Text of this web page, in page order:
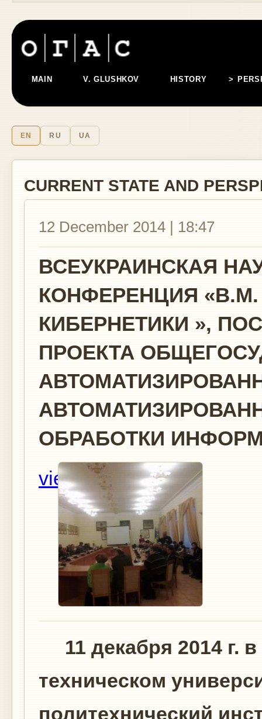
MAIN V. GLUSHKOV HISTORY
EN RU UA
CURRENT STATE AND
12 December 2014 | 18:47
ВСЕУКРАИНСКАЯ
КОНФЕРЕНЦИЯ
КИБЕРНЕТИКИ »,
ПРОЕКТА
ОБРАБОТКИ
11 декабря 2014 г.
техническом
политехнический
view